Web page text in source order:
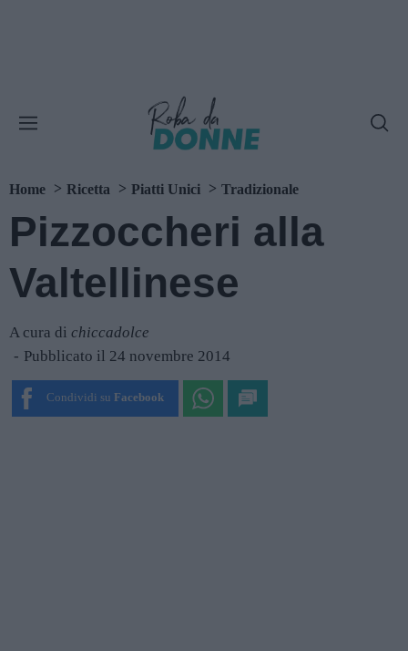
Home Ricetta Piatti Unici Tradizionale
Pizzoccheri alla
Valtellinese
A cura di chiccadolce
Pubblicato il 24 novembre 2014
Condividi su Facebook